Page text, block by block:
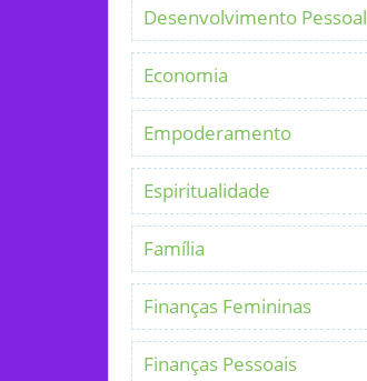
Desenvolvimento Pessoal
Economia
Empoderamento
Espiritualidade
Família
Finanças Femininas
Finanças Pessoais